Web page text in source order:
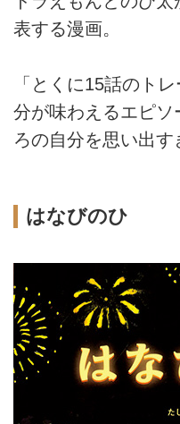
表する漫画。
「とくに15話のト
分が味わえるエピソ
ろの自分を思い出す
はなびのひ